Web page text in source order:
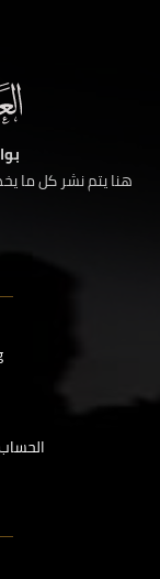
هنا يتم نشر كل ما